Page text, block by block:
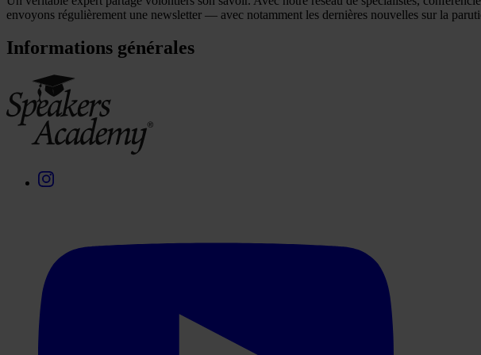
envoyons régulièrement une newsletter — avec notamment les dernières nouvelles sur la
Informations générales